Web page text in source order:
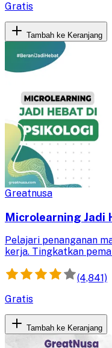
Gratis
Tambah ke Keranjang
Greatnusa
Microlearning Jadi
Pelajari penanganan
kerja. Tingkatkan
(4,841)
Gratis
Tambah ke Keranjang